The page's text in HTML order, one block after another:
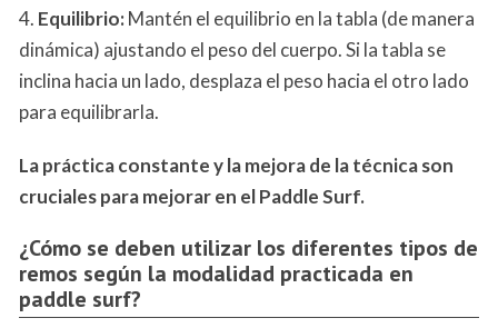
4. Equilibrio:Mantén el equilibrio en la tabla (de manera
dinámica) ajustando el peso del cuerpo. Si la tabla se
inclina hacia un lado, desplaza el peso hacia el otro lado
para equilibrarla.
La práctica constante y la mejora de la técnica son
cruciales para mejorar en el Paddle Surf.
¿Cómo se deben utilizar los diferentes tipos de
remos según la modalidad practicada en
paddle surf?